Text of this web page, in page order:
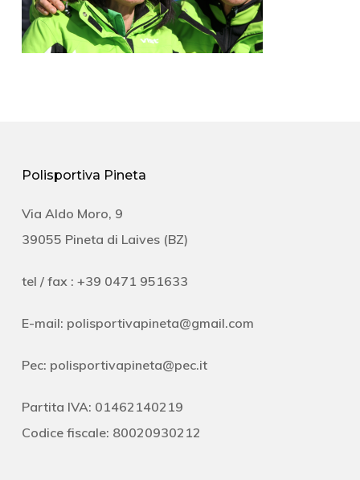
Polisportiva Pineta
Via Aldo Moro, 9
39055 Pineta di Laives (BZ)
tel / fax : +39 0471 951633
E-mail: polisportivapineta@gmail.com
Pec: polisportivapineta@pec.it
Partita IVA: 01462140219
Codice fiscale: 80020930212